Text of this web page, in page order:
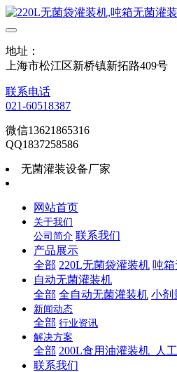
地址：
上海市松江区新桥镇新拓路409号
联系电话
021-60518387
微信13621865316
QQ1837258586
无菌灌装设备厂家
网站首页
关于我们
公司简介 联系我们
产品展示
全部 220L无菌袋灌装机 吨
自动无菌灌装机
全部 全自动无菌灌装机 小剂
新闻动态
全部 行业资讯
解决方案
全部 200L食用油灌装机_人
联系我们